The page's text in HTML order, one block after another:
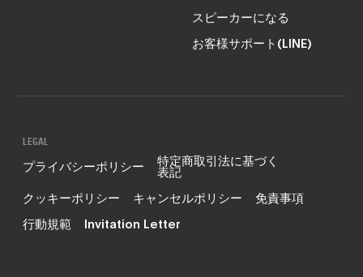
スピーカーになる
お客様サポート(LINE)
LEGAL
プライバシーポリシー 特定商取引法に基づく
表記
クッキーポリシー
キャンセルポリシー
免責事項
行動規範
Invitation Letter